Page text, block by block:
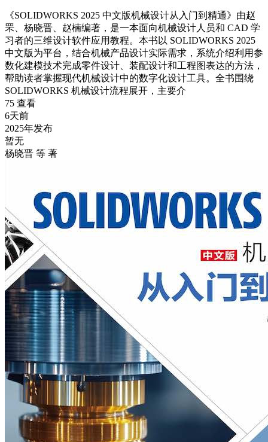
《SOLIDWORKS 2025 中文版机械设计从入门到精通》由赵
罘、杨晓晋、赵楠编著，是一本面向机械设计人员和 CAD 学
习者的三维设计软件应用教程。本书以 SOLIDWORKS 2025
中文版为平台，结合机械产品设计实际需求，系统介绍利用参
数化建模技术完成零件设计、装配设计和工程图表达的方法，
帮助读者掌握现代机械设计中的数字化设计工具。全书围绕
SOLIDWORKS 机械设计流程展开，主要介
75 查看
6天前
2025年发布
暂无
杨晓晋 等 著